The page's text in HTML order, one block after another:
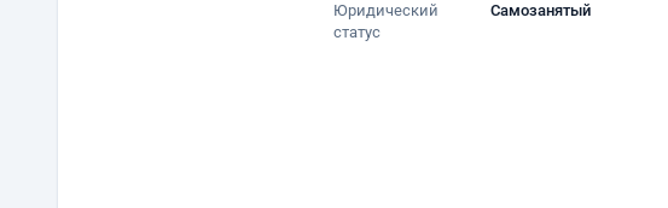
Юридический
статус
Самозанятый